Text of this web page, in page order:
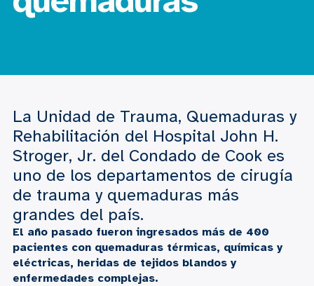
La Unidad de Trauma, Quemaduras y
Rehabilitación del Hospital John H.
Stroger, Jr. del Condado de Cook es
uno de los departamentos de cirugía
de trauma y quemaduras más
grandes del país.
El año pasado fueron ingresados más de 400
pacientes con quemaduras térmicas, químicas y
eléctricas, heridas de tejidos blandos y
enfermedades complejas.